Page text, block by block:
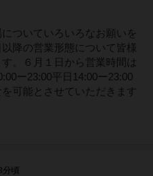
ついていろいろなお願いを
降の営業形態について皆様
。６月１日から営業時間は
ー23:00平日14:00ー23:00
可能とさせていただきます
頃